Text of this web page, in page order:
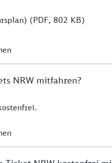
(PDF, 802 KB)
NRW mitfahren?